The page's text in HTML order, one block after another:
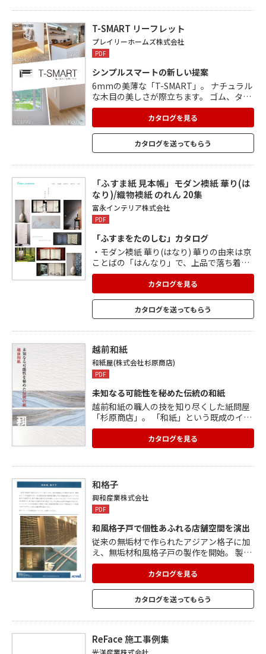
どのラインナップがあります。 伝統工芸技
術の陶芸と高いデザイン性、先端技術のLE
Dの融合により 今までに無かった商品とな
っています。
T-SMART リーフレット
プレイリーホームズ株式会社
PDF
シンプルスマートの新しい提案
6mmの美薄な「T-SMART」。 ナチュラル
な木目の美しさが際立ちます。 ゴム、タ
モ、カバザクラ、ラジアータパインのシン
プルな4つの樹種をご用意。 タモ、カバザ
クラ、ラジアータパインの塗装は、リボス
オイルクリア、ウレタンクリア、無塗装の3
種類から選べます。 ゴムは、3種類にウレ
木をラインナップ。
カタログを見る
カタログを送ってもらう
「ふすま紙 見本帳」モダン襖紙 華り(は
なり)/織物襖紙 のれん 20集
富永インテリア株式会社
PDF
「ふすまをたのしむ」カタログ
・モダン襖紙 華り(はなり) 華りの由来は京
ことばの「はんなり」で、上品で落ち着き
があり、 明るさ、華やかさなどを併せもつ
様を表す言葉です。 無地のものから紅葉、
白樺、こぼれ桜など様々な柄の襖紙を 楽し
むことができます。 ・織物襖紙 のれん 20
集 自然を愛し、四季折々に織りなす日本人
品図柄を掲載しています。
カタログを見る
カタログを送ってもらう
越前和紙
和紙屋(株式会社杉原商店)
PDF
未知なる可能性を秘めた伝統の和紙
越前和紙の職人の技を知り尽くした紙問屋
「杉原商店」。 「和紙」という既成のイメ
ージを超え可能性を広げたい、長い時を超
え受け継がれる「越前和紙」に自由な表現
力を与えたい、との想いがクリエーターの
ています。 「和紙」ならではの色や風合
い、質感があるように、「和紙」とは思え
ない驚きや感動を生み出す機能性、使い方
がある。 杉原商店の知識とネットワーク、
柔軟な発想力で、次なるアイデアを具現化
していきます。
カタログを見る
和格子
興和産業株式会社
PDF
和風格子戸で個性あふれる店舗空間を演出
従来の無垢材で作られたアジアン格子に加
え、無垢材和風格子戸の製作を開始。 製作
はすべて日本国内で行い、家具建具産地の
静岡建具職人の技で和風料理に合うシンプ
ルな格子戸を製作。 格子と框には、品質や
含水率が厳しくコントロールされたオーク
やタモなどの木材を使用。 格子柄は自由に
の製作も可能で、和風料理店の引戸や間仕
切りとして活用に最適。
カタログを見る
カタログを送ってもらう
ReFace 施工事例集
光洋産業株式会社